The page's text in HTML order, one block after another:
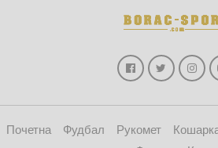
Почетна Фудбал Рукомет